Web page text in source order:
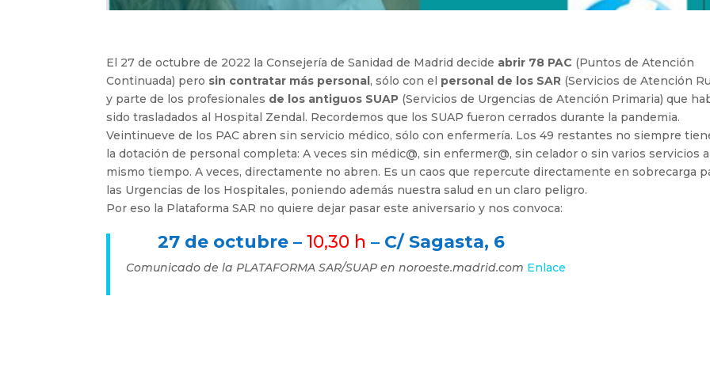
El 27 de octubre de 2022 la Consejería de Sanidad de Madrid decide abrir 78 PAC (Puntos de Atención
Continuada) pero sin contratar más personal, sólo con el personal de los SAR (Servicios de Atención
y parte de los profesionales de los antiguos SUAP (Servicios de Urgencias de Atención Primaria) que
sido trasladados al Hospital Zendal. Recordemos que los SUAP fueron cerrados durante la pandemia.
Veintinueve de los PAC abren sin servicio médico, sólo con enfermería. Los 49 restantes no siempre
la dotación de personal completa: A veces sin médic@, sin enfermer@, sin celador o sin varios servicios
mismo tiempo. A veces, directamente no abren. Es un caos que repercute directamente en sobrecarga
las Urgencias de los Hospitales, poniendo además nuestra salud en un claro peligro.
Por eso la Plataforma SAR no quiere dejar pasar este aniversario y nos convoca:
27 de octubre –10,30 h – C/ Sagasta, 6
Comunicado dela PLATAFORMA SAR/SUAP en noroeste.madrid.com Enlace